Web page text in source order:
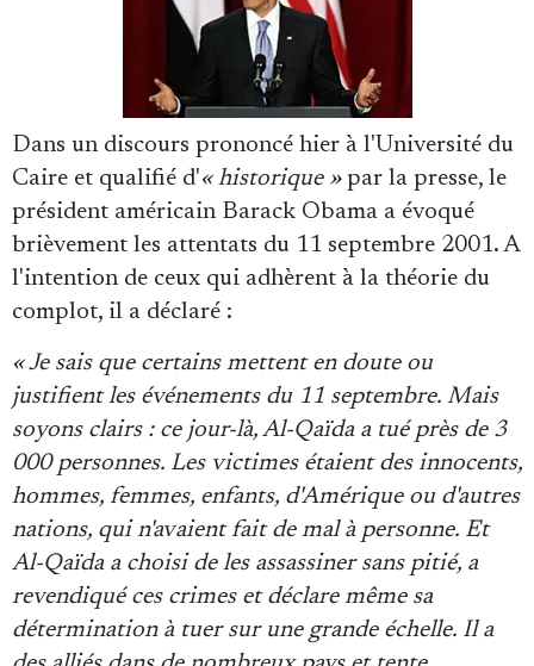
Faire un don
Demander à Vera
Se connecter
Dans un discours prononcé hier à l'Université du
Caire et qualifié d'« historique »par la presse, le
président américain Barack Obama a évoqué
brièvement les attentats du 11 septembre 2001. A
l'intention de ceux qui adhèrent à la théorie du
complot, il a déclaré :
« Je sais que certains mettent en doute ou
justifient les événements du 11 septembre. Mais
soyons clairs : ce jour-là, Al-Qaïda a tué près de 3
000 personnes. Les victimes étaient des innocents,
hommes, femmes, enfants, d'Amérique ou d'autres
nations, qui n'avaient fait de mal à personne. Et
Al-Qaïda a choisi de les assassiner sans pitié, a
revendiqué ces crimes et déclare même sa
détermination à tuer sur une grande échelle. Il a